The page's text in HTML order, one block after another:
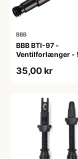
BBB
BBB BTI-97 -
Ventilforlænger -
35,00 kr